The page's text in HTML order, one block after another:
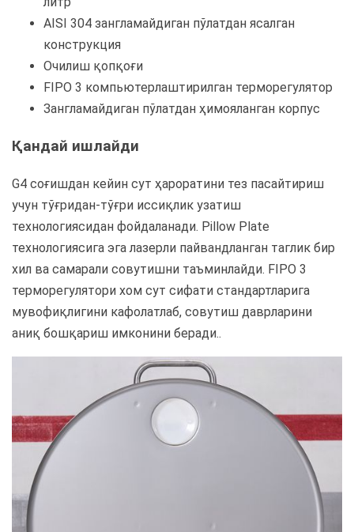
AISI 304 зангламайдиган пўлатдан ясалган
конструкция
Очилиш қопқоғи
FIPO 3 компьютерлаштирилган терморегулятор
Зангламайдиган пўлатдан ҳимояланган корпус
Қандай ишлайди
G4 соғишдан кейин сут ҳароратини тез пасайтириш
учун тўғридан-тўғри иссиқлик узатиш
технологиясидан фойдаланади. Pillow Plate
технологиясига эга лазерли пайвандланган таглик бир
хил ва самарали совутишни таъминлайди. FIPO 3
терморегулятори хом сут сифати стандартларига
мувофиқлигини кафолатлаб, совутиш даврларини
аниқ бошқариш имконини беради..